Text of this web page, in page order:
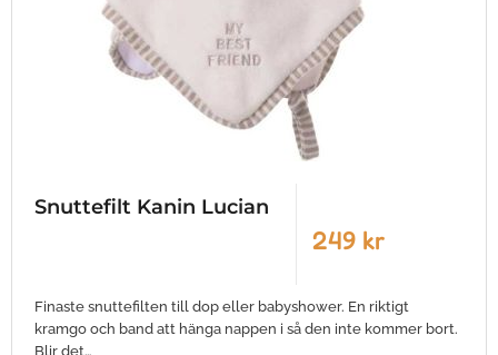
Snuttefilt Kanin Lucian
249 kr
Finaste snuttefilten till dop eller babyshower. En riktigt
kramgo och band att hänga nappen i så den inte kommer bort.
Blir det…